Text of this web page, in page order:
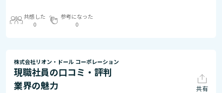
共感した
0
参考になった
0
株式会社リオン・ドール コーポレーション
現職社員の口コミ・評判
業界の魅力
共有